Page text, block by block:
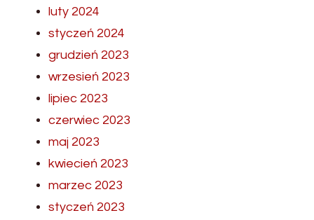
luty 2024
styczeń 2024
grudzień 2023
wrzesień 2023
lipiec 2023
czerwiec 2023
maj 2023
kwiecień 2023
marzec 2023
styczeń 2023